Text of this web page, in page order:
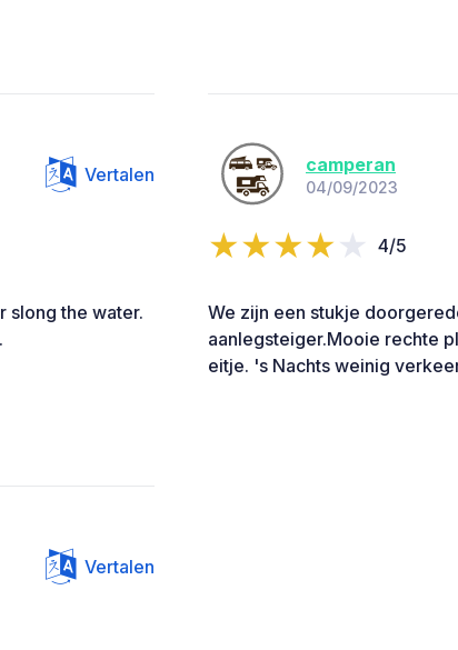
Vertalen
slong the water.
camperan
04/09/2023
4/5
We zijn een stukje
aanlegsteiger.Mooie rechte
eitje. 's Nachts weinig
Vertalen